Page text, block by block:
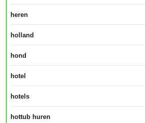
heren
holland
hond
hotel
hotels
hottub huren